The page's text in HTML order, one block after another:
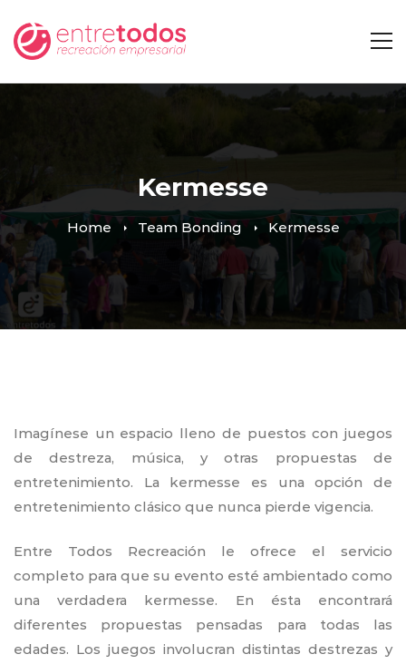
Kermesse
Home Team Bonding Kermesse
Imagínese un espacio lleno de puestos con juegos
de destreza, música, y otras propuestas de
entretenimiento. La kermesse es una opción de
entretenimiento clásico que nunca pierde vigencia.
Entre Todos Recreación le ofrece el servicio
completo para que su evento esté ambientado como
una verdadera kermesse. En ésta encontrará
diferentes propuestas pensadas para todas las
edades. Los juegos involucran distintas destrezas y